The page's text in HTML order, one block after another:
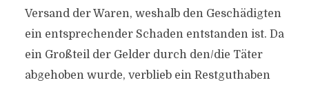
Versand der Waren, weshalb den Geschädigten
ein entsprechender Schaden entstanden ist. Da
ein Großteil der Gelder durch den/die Täter
abgehoben wurde, verblieb ein Restguthaben